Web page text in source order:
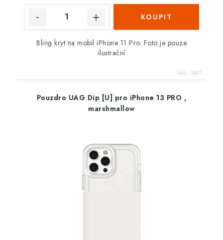
Bling kryt na mobil iPhone 11 Pro. Foto je pouze
ilustrační
Kód: 3587
Pouzdro UAG Dip [U] pro iPhone 13 PRO ,
marshmallow